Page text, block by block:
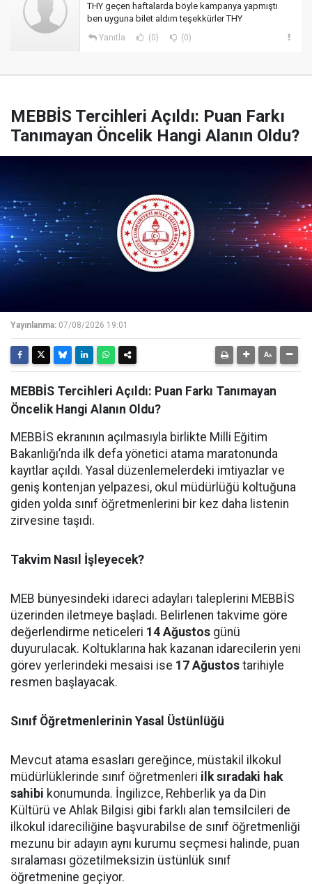
THY geçen haftalarda böyle kampanya yapmıştı
ben uyguna bilet aldım teşekkürler THY
Yanıtla (0) (0)
MEBBİS Tercihleri Açıldı: Puan Farkı
Tanımayan Öncelik Hangi Alanın Oldu?
Yayınlanma: 07/08/2026 19:01
MEBBİS Tercihleri Açıldı: Puan Farkı Tanımayan
Öncelik Hangi Alanın Oldu?
MEBBİS ekranının açılmasıyla birlikte Milli Eğitim
Bakanlığı’nda ilk defa yönetici atama maratonunda
kayıtlar açıldı. Yasal düzenlemelerdeki imtiyazlar ve
geniş kontenjan yelpazesi, okul müdürlüğü koltuğuna
giden yolda sınıf öğretmenlerini bir kez daha listenin
zirvesine taşıdı.
Takvim Nasıl İşleyecek?
MEB bünyesindeki idareci adayları taleplerini MEBBİS
üzerinden iletmeye başladı. Belirlenen takvime göre
değerlendirme neticeleri 14 Ağustos günü
duyurulacak. Koltuklarına hak kazanan idarecilerin yeni
görev yerlerindeki mesaisi ise 17 Ağustos tarihiyle
resmen başlayacak.
Sınıf Öğretmenlerinin Yasal Üstünlüğü
Mevcut atama esasları gereğince, müstakil ilkokul
müdürlüklerinde sınıf öğretmenleri ilk sıradaki hak
sahibi konumunda. İngilizce, Rehberlik ya da Din
Kültürü ve Ahlak Bilgisi gibi farklı alan temsilcileri de
ilkokul idareciliğine başvurabilse de sınıf öğretmenliği
mezunu bir adayın aynı kurumu seçmesi halinde, puan
sıralaması gözetilmeksizin üstünlük sınıf
öğretmenine geçiyor.